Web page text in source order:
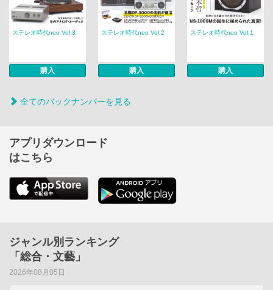
ステレオ時代neo Vol.3
購入
ステレオ時代neo Vol.2
購入
ステレオ時代neo Vol.1
購入
全てのバックナンバーを見る
アプリダウンロード
はこちら
ジャンル別ランキング
「総合・文藝」
2026年08月05日